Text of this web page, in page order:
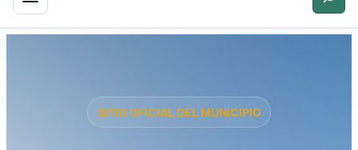
SITIO OFICIAL DEL MUNICIPIO